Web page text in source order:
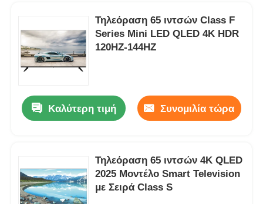
Τηλεόραση 65 ιντσών Class F
Series Mini LED QLED 4K HDR
120HZ-144HZ
Καλύτερη τιμή Συνομιλία τώρα
Τηλεόραση 65 ιντσών 4K QLED
2025 Μοντέλο Smart Television
με Σειρά Class S